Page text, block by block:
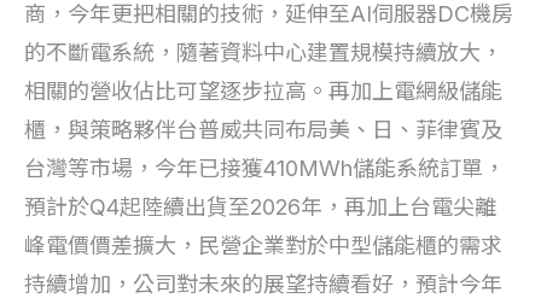
商，今年更把相關的技術，延伸至AI伺服器DC機房
的不斷電系統，隨著資料中心建置規模持續放大，
相關的營收佔比可望逐步拉高。再加上電網級儲能
櫃，與策略夥伴台普威共同布局美、日、菲律賓及
台灣等市場，今年已接獲410MWh儲能系統訂單，
預計於Q4起陸續出貨至2026年，再加上台電尖離
峰電價價差擴大，民營企業對於中型儲能櫃的需求
持續增加，公司對未來的展望持續看好，預計今年